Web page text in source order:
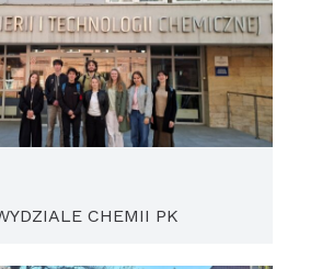
CHEMII PK